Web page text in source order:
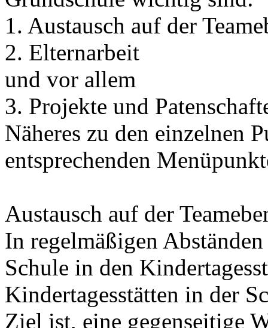
1. Austausch auf der
2. Elternarbeit
und vor allem
3. Projekte und
Näheres zu den einzelnen
entsprechenden
Austausch auf der
In regelmäßigen
Schule in den
Kindertagesstätten in der
Ziel ist, eine gegenseitige